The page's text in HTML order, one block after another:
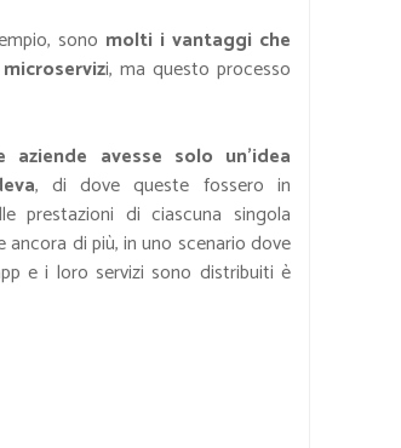
sono molti i vantaggi che
i, ma questo processo
avesse solo un’idea
, di dove queste fossero in
prestazioni di ciascuna singola
di più, in uno scenario dove
e i loro servizi sono distribuiti è